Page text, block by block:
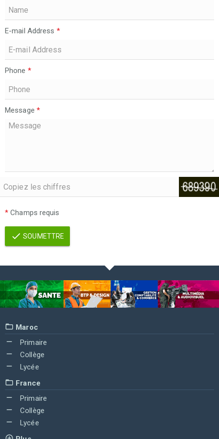
E-mail Address *
Phone *
Message *
* Champs requis
SOUMETTRE
Maroc
Primaire
Collège
Lycée
France
Primaire
Collège
Lycée